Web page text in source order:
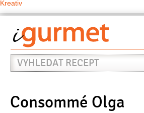
Kreativ
Vyhledat
recept
Consommé Olga